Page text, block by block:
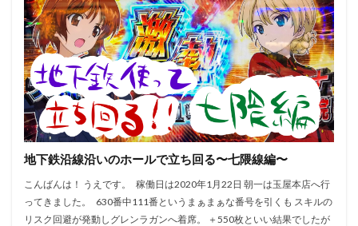
地下鉄沿線沿いのホールで立ち回る〜七隈線編〜
こんばんは！ うえです。 稼働日は2020年1月22日 朝一は玉屋本店へ行
ってきました。 630番中111番というまぁまぁな番号を引くも スキルの
リスク回避が発動しグレンラガンへ着席。 ＋550枚といい結果でしたが
鏡
閉店チェック 集計 零
麻雀物語4
黄門ちゃま喝
絆2 笑うセールスマン
慶次
武威
戦コレ2 戦コレ６号機
戦国乙女暁
押し順
換金率 撤去 攻略
新花火
新鬼武者２
末尾 東京喰種 機械割
正月
沖っ娘
笑う 沖ドキ
炎炎の消防隊
熊酒場
牙狼 獣王 玉屋本店
番長
番長3
確変継続率 祇園11
神台オブザイヤー
ピンクパンサー